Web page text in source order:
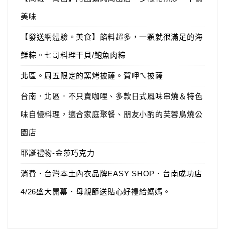
美味
【發送網體驗。美食】餡料超多，一顆就很滿足的海
鮮粽。七哥料理干貝/鮑魚肉粽
北區。周五限定的窯烤披薩。賀呷ㄟ披薩
台南．北區．不只賣咖哩、多款日式風味串燒＆特色
味自慢料理，適合家庭聚餐、朋友小酌的芙蓉鳥燒公
園店
耶誕禮物-金莎巧克力
消費．台灣本土內衣品牌EASY SHOP．台南成功店
4/26盛大開幕．母親節送貼心好禮給媽媽。